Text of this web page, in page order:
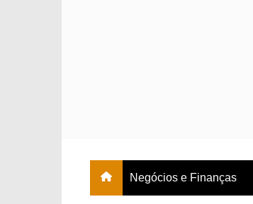
Negócios e Finanças